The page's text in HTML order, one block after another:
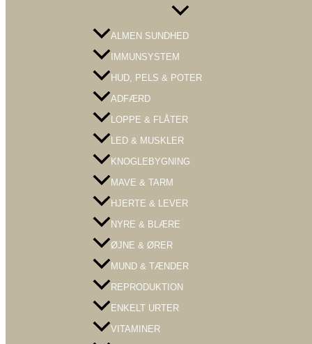
Menu
ALMEN SUNDHED
IMMUNSYSTEM
HUD, PELS & POTER
ADFÆRD
LOPPE & FLÅTER
LED & MUSKLER
KNOGLEBYGNING
MAVE & TARM
HJERTE & LEVER
NYRE & BLÆRE
ØJNE & ØRER
MUND & TÆNDER
REPRODUKTION
ENKELT URTER
VITAMINER